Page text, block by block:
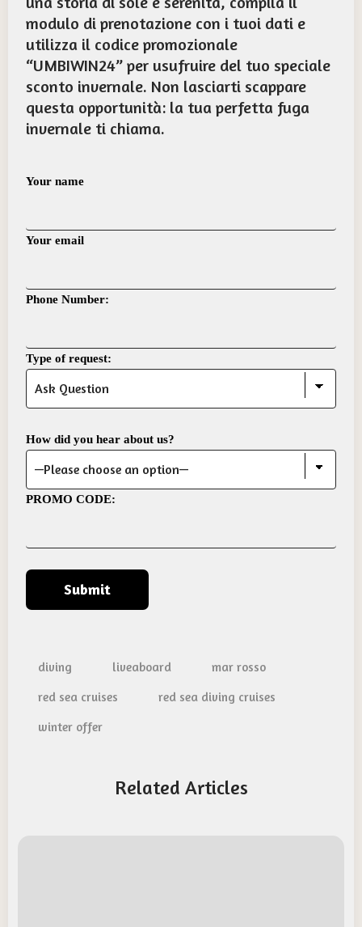
modulo di prenotazione con i tuoi dati e
utilizza il codice promozionale
“UMBIWIN24” per usufruire del tuo speciale
sconto invernale. Non lasciarti scappare
questa opportunità: la tua perfetta fuga
invernale ti chiama.
Your name
Your email
Phone Number:
Type of request:
How did you hear about us?
PROMO CODE:
diving liveaboard
mar rosso
red sea cruises
red sea diving cruises
winter offer
Related Articles